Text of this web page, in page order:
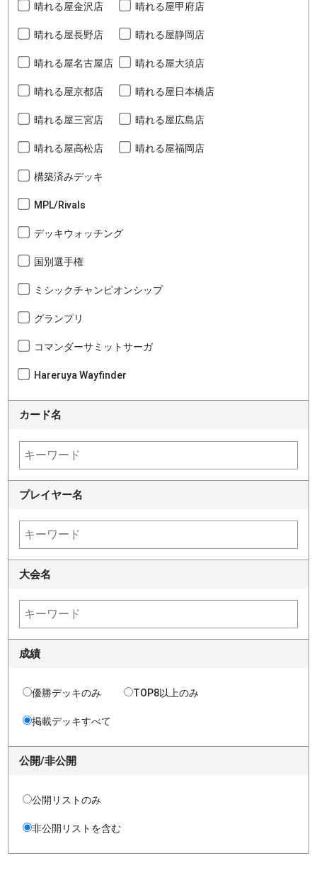
晴れる屋金沢店 晴れる屋甲府店
晴れる屋長野店 晴れる屋静岡店
晴れる屋名古屋店 晴れる屋大須店
晴れる屋京都店 晴れる屋日本橋店
晴れる屋三宮店 晴れる屋広島店
晴れる屋高松店 晴れる屋福岡店
構築済みデッキ
MPL/Rivals
デッキウォッチング
国別選手権
ミシックチャンピオンシップ
グランプリ
コマンダーサミットサーガ
Hareruya Wayfinder
カード名
プレイヤー名
大会名
成績
優勝デッキのみ TOP8以上のみ
掲載デッキすべて
公開/非公開
公開リストのみ
非公開リストを含む